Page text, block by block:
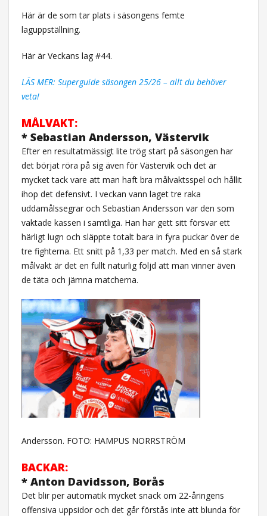
Här är de som tar plats i säsongens femte
laguppställning.
Här är Veckans lag #44.
LÄS MER: Superguide säsongen 25/26 – allt du behöver
veta!
MÅLVAKT:
* Sebastian Andersson, Västervik
Efter en resultatmässigt lite trög start på säsongen har
det börjat röra på sig även för Västervik och det är
mycket tack vare att man haft bra målvaktsspel och hållit
ihop det defensivt. I veckan vann laget tre raka
uddamålssegrar och Sebastian Andersson var den som
vaktade kassen i samtliga. Han har gett sitt försvar ett
härligt lugn och släppte totalt bara in fyra puckar över de
tre fighterna. Ett snitt på 1,33 per match. Med en så stark
målvakt är det en fullt naturlig följd att man vinner även
de täta och jämna matcherna.
Andersson. FOTO: HAMPUS NORRSTRÖM
BACKAR:
* Anton Davidsson, Borås
Det blir per automatik mycket snack om 22-åringens
offensiva uppsidor och det går förstås inte att blunda för